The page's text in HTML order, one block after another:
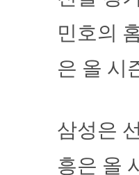
민호의
은 올 시
삼성은
흥은 올